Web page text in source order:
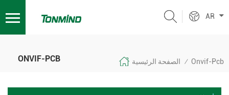
AR
ONVIF-PCB الصفحة الرئيسية / Onvif-Pcb